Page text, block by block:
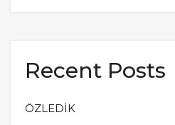
Recent Posts
ÖZLEDİK